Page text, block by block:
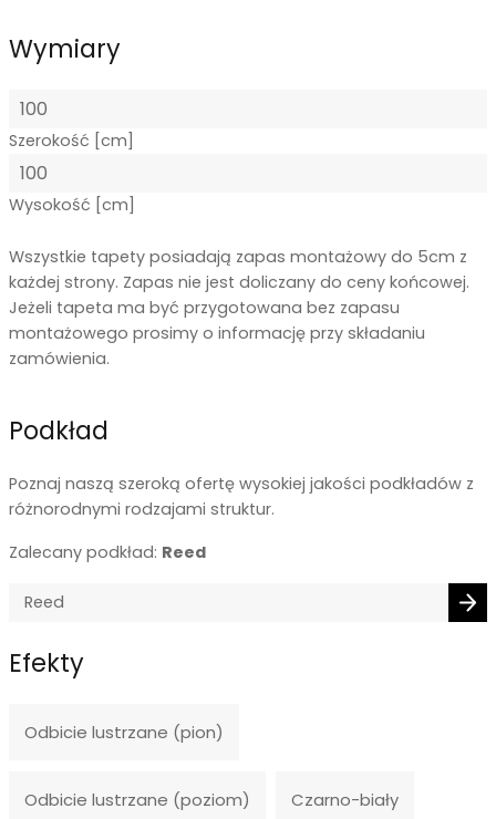
Wymiary
Szerokość [cm]
Wysokość [cm]
Wszystkie tapety posiadają zapas montażowy do 5cm z
każdej strony. Zapas nie jest doliczany do ceny końcowej.
Jeżeli tapeta ma być przygotowana bez zapasu
montażowego prosimy o informację przy składaniu
zamówienia.
Podkład
Poznaj naszą szeroką ofertę wysokiej jakości podkładów z
różnorodnymi rodzajami struktur.
Zalecany podkład: Reed
Efekty
Odbicie lustrzane (pion)
Odbicie lustrzane (poziom) Czarno-biały